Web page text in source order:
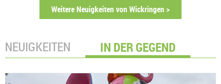
Weitere Neuigkeiten von Wickringen >
NEUIGKEITEN IN DER GEGEND